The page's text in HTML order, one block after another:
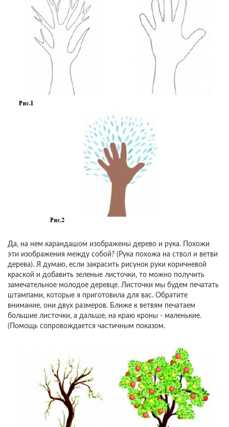
Да, на нем карандашом изображены дерево и рука. Похожи
эти изображения между собой? (Рука похожа на ствол и ветви
дерева). Я думаю, если закрасить рисунок руки коричневой
краской и добавить зеленые листочки, то можно получить
замечательное молодое деревце. Листочки мы будем печатать
штампами, которые я приготовила для вас. Обратите
внимание, они двух размеров. Ближе к ветвям печатаем
большие листочки, а дальше, на краю кроны - маленькие.
(Помощь сопровождается частичным показом.